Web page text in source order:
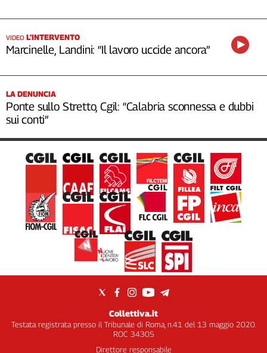
VIDEO L’INTERVENTO
Marcinelle, Landini: “Il lavoro uccide ancora”
LA DENUNCIA
Ponte sullo Stretto, Cgil: “Calabria sconnessa e dubbi
sui conti”
Collettiva.it
Testata registrata presso il Tribunale di Roma, n.41 del 13 maggio 2020.
ROC 34305
Direttore responsabile